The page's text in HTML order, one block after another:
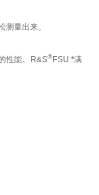
量出来。
性能。R&S®FSU *满